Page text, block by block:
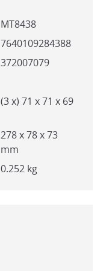
MT8438
7640109284388
372007079
(3 x) 71 x 71 x 69
278 x 78 x 73
mm
0.252 kg